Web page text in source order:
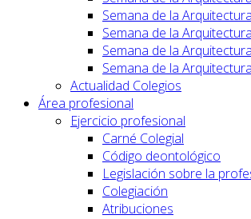
Semana de la
Semana de la
Semana de la
Semana de la
Actualidad Colegios
Área profesional
Ejercicio profesional
Carné Colegial
Código deontológico
Legislación sobre la
Colegiación
Atribuciones